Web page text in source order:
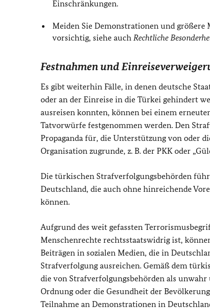
Einschränkungen.
Meiden Sie Demonstrationen und größere
vorsichtig, siehe auchRechtliche
Festnahmen und
Es gibt weiterhin Fälle, in denen deutsche
oder an der Einreise in die Türkei gehindert
ausreisen konnten, können bei einem
Tatvorwürfe festgenommen werden. Den
Propaganda für, die Unterstützung von oder
Organisation zugrunde, z. B. der PKK oder
Die türkischen Strafverfolgungsbehörden
Deutschland, die auch ohne hinreichende
können.
Aufgrund des weit gefassten
Menschenrechte rechtsstaatswidrig ist,
Beiträgen in sozialen Medien, die in
Strafverfolgung ausreichen. Gemäß dem
die von Strafverfolgungsbehörden als
Ordnung oder die Gesundheit der
Teilnahme an Demonstrationen in